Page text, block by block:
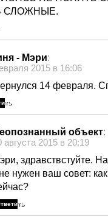
СЛОЖНЫЕ.
- Мэри:
2015 в 16:06
14 февраля.
объект:
августа 2015 в 20:19
здравствстуйте.
нужен ваш совет: